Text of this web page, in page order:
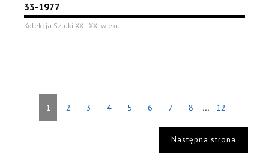
33-1977
Kolekcja Sztuki XX i XXI wieku
1 2 3 4 5 6 7 8 ... 12
Następna strona